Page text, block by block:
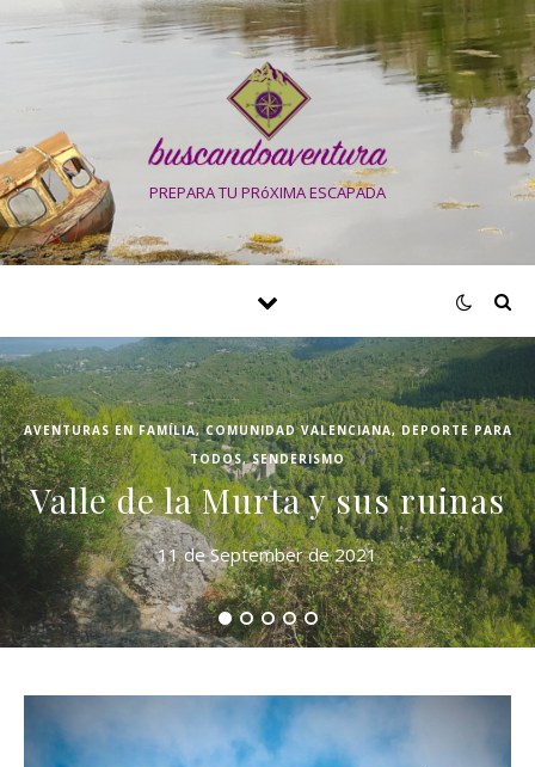
PREPARA TU PRóXIMA ESCAPADA
AVENTURAS EN FAMÍLIA,COMUNIDAD VALENCIANA,DEPORTE PARA
TODOS,SENDERISMO
Valle de la Murta y sus ruinas
11 de September de 2021